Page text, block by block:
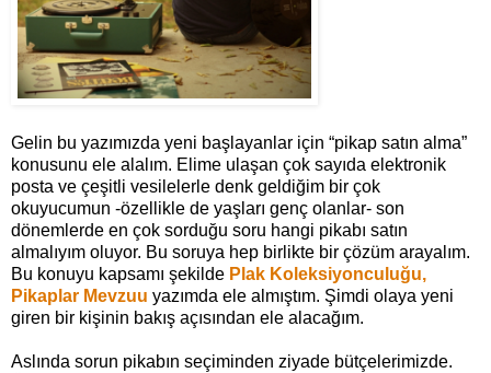
Gelin bu yazımızda yeni başlayanlar için “pikap satın alma”
konusunu ele alalım. Elime ulaşan çok sayıda elektronik
posta ve çeşitli vesilelerle denk geldiğim bir çok
okuyucumun -özellikle de yaşları genç olanlar- son
dönemlerde en çok sorduğu soru hangi pikabı satın
almalıyım oluyor. Bu soruya hep birlikte bir çözüm arayalım.
Bu konuyu kapsamı şekilde Plak Koleksiyonculuğu,
Pikaplar Mevzuu yazımda ele almıştım. Şimdi olaya yeni
giren bir kişinin bakış açısından ele alacağım.
Aslında sorun pikabın seçiminden ziyade bütçelerimizde.